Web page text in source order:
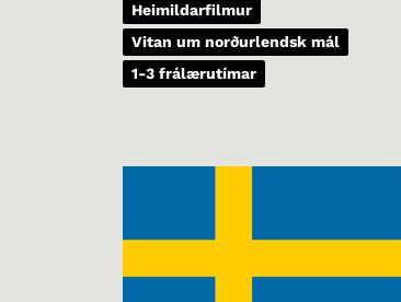
Heimildarfilmur
Vitan um norðurlendsk mál
1-3 frálærutímar